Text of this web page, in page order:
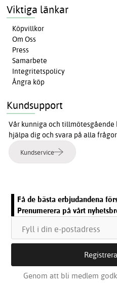
Viktiga länkar
Köpvillkor
Om Oss
Press
Samarbete
Integritetspolicy
Ångra köp
Kundsupport
Vår kunniga och
hjälpa dig och svara på alla
Kundservice
Få de bästa erbjudandena
Prenumerera på vårt
Genom att bli medlem